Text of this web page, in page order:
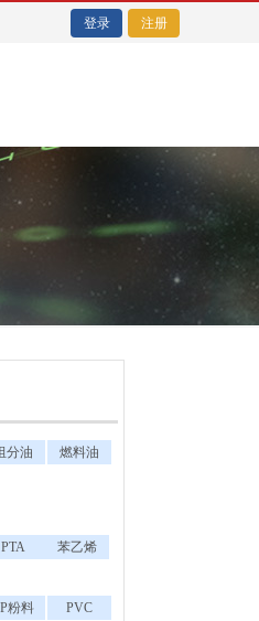
登录 注册
分油
燃料油
PTA
苯乙烯
粉料
PVC